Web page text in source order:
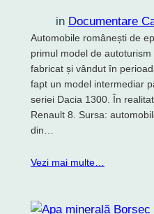
in Documentare
Automobile românești de
primul model de
fabricat și vândut în
fapt un model intermediar
seriei Dacia 1300. În
Renault 8. Sursa:
din…
Vezi mai multe…